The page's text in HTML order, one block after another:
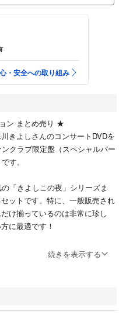
・安全への取り組み
ン まとめ売り ★
きよしさんのコンサートDVDを
クラブ限定盤（スペシャルバー
す。
「きよしこの夜」シリーズま
ットです。特に、一般販売され
け揃っているのは非常に珍し
に最適です！
Vol.5
続きを表示する